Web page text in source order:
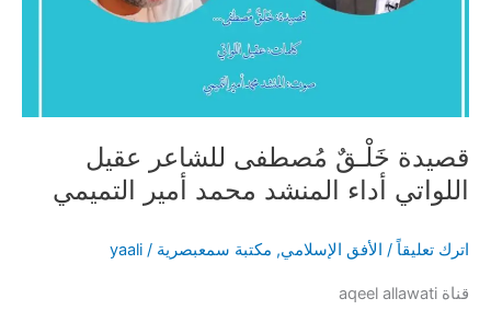
قصيدة خَلْـقٌ مُصطفى للشاعر عقيل
اللواتي أداء المنشد محمد أمير التميمي
اترك تعليقاً / الأفق الإسلامي, مكتبة سمعبصرية /
yaali
قناة aqeel allawati